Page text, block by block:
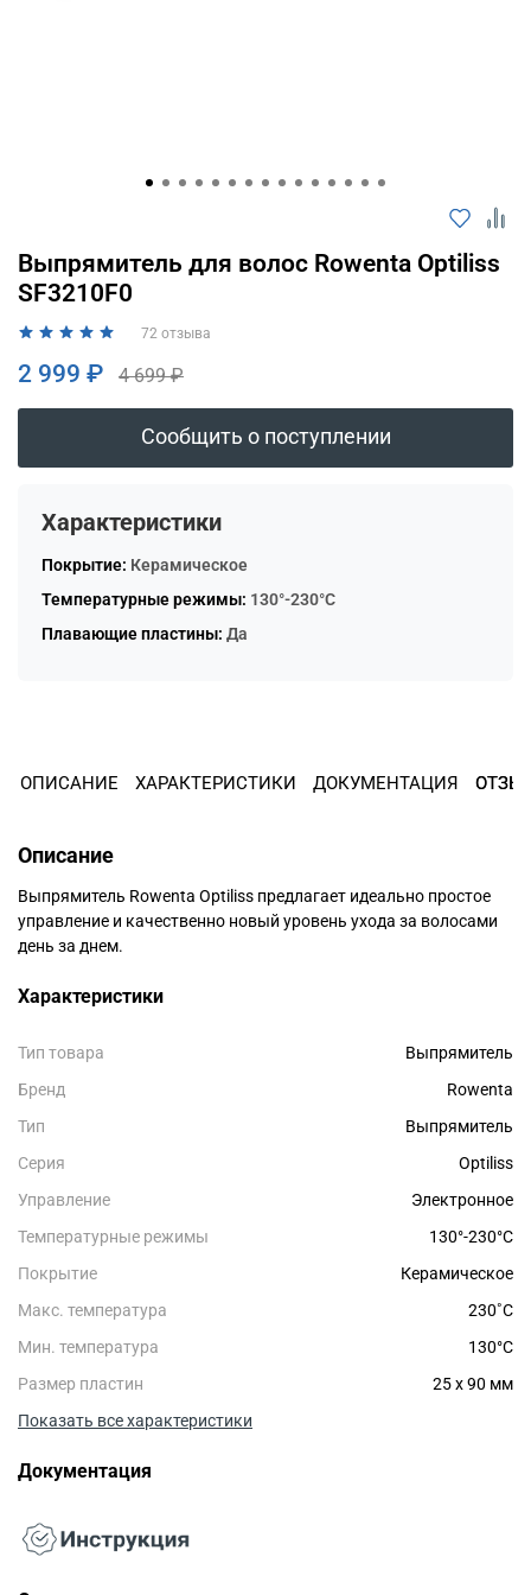
Выпрямитель для волос Rowenta Optiliss
SF3210F0
72 отзыва
2 999 ₽ 4 699 ₽
Сообщить о поступлении
Характеристики
Покрытие: Керамическое
Температурные режимы: 130°-230°С
Плавающие пластины: Да
ОПИСАНИЕ ХАРАКТЕРИСТИКИ ДОКУМЕНТАЦИЯ
Описание
Выпрямитель Rowenta Optiliss предлагает идеально простое
управление и качественно новый уровень ухода за волосами
день за днем.
Характеристики
Тип товара
Выпрямитель
Бренд
Rowenta
Тип
Выпрямитель
Серия
Optiliss
Управление
Электронное
Температурные режимы
130°-230°С
Покрытие
Керамическое
Макс. температура
230˚С
Мин. температура
130°C
Размер пластин
25 х 90 мм
Показать все характеристики
Документация
выбранный способом
Оставшиеся75% будут
списываться
Подробнее
Остались вопросы?